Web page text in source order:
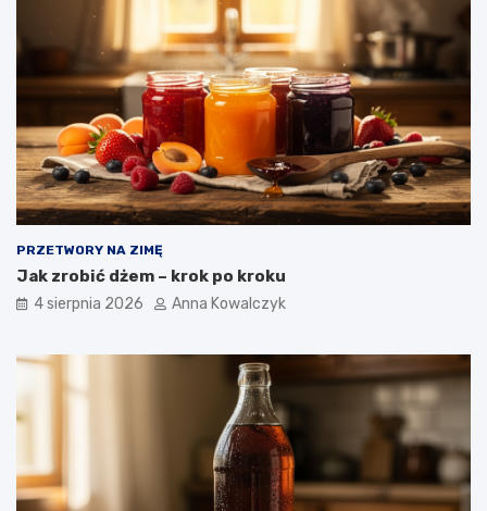
PRZETWORY NA ZIMĘ
Jak zrobić dżem – krok po kroku
4 sierpnia 2026 Anna Kowalczyk